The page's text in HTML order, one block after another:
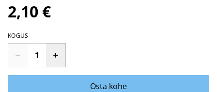
2,10 €
KOGUS
Osta kohe